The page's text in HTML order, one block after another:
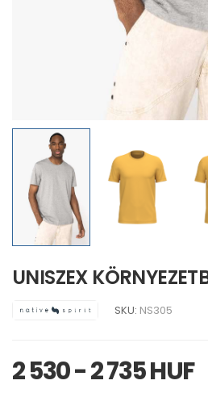
UNISZEX
SKU: NS305
2 530 - 2 735 HUF